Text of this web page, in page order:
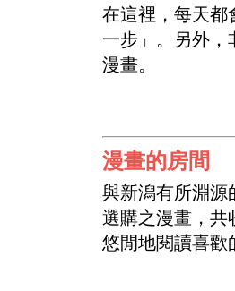
在這裡，每天都
一步」。另外，
漫畫。
漫畫的房間
與新潟有所淵源
選購之漫畫，共
悠閒地閱讀喜歡